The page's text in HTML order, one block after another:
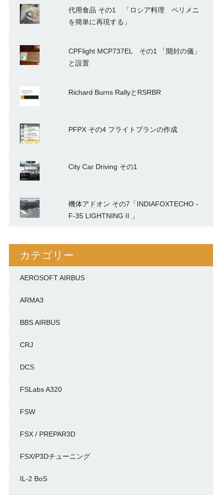
代用食品 その1 「ロシア料理 ペリメニ
を簡単に再現する」
CPFlight MCP737EL その1 「開封の儀」
と設置
Richard Burns RallyとRSRBR
PFPX その4 フライトプランの作成
City Car Driving その1
機体アドオン その7「INDIAFOXTECHO -
F-35 LIGHTNING II 」
カテゴリー
AEROSOFT AIRBUS
ARMA3
BBS AIRBUS
CRJ
DCS
FSLabs A320
FSW
FSX / PREPAR3D
FSX/P3Dチューニング
IL-2 BoS